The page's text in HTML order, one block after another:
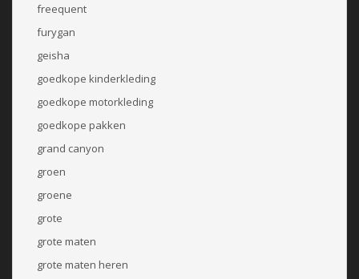
freequent
furygan
geisha
goedkope kinderkleding
goedkope motorkleding
goedkope pakken
grand canyon
groen
groene
grote
grote maten
grote maten heren